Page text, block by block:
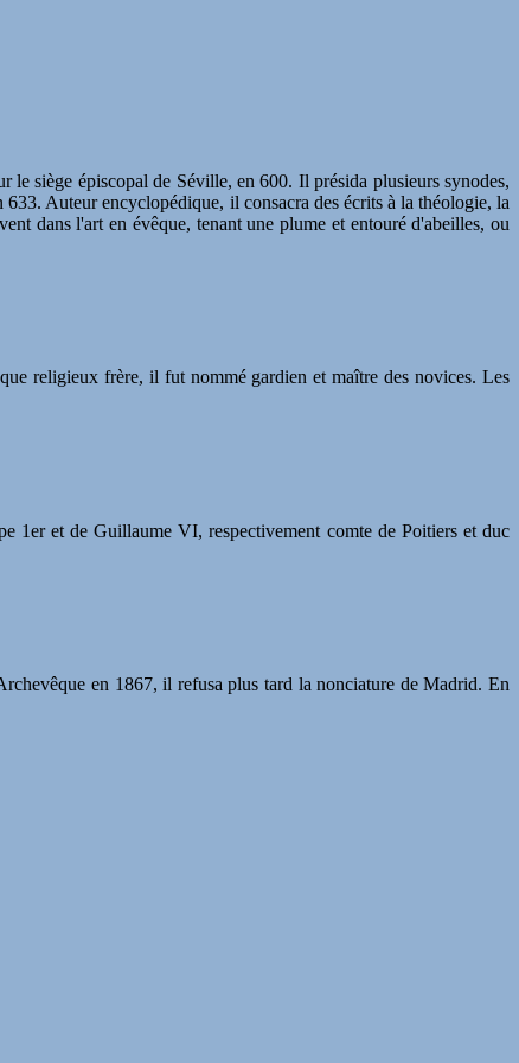
siège épiscopal de Séville, en 600. Il présida plusieurs synodes,
Auteur encyclopédique, il consacra des écrits à la théologie, la
dans l'art en évêque, tenant une plume et entouré d'abeilles, ou
religieux frère, il fut nommé gardien et maître des novices. Les
1er et de Guillaume VI, respectivement comte de Poitiers et duc
en 1867, il refusa plus tard la nonciature de Madrid. En